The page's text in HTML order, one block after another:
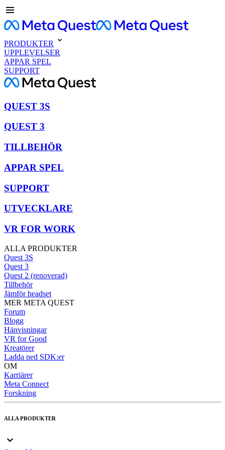
PRODUKTER
UPPLEVELSER
APPAR SPEL
SUPPORT
QUEST 3S
QUEST 3
TILLBEHÖR
APPAR SPEL
SUPPORT
UTVECKLARE
VR FOR WORK
ALLA PRODUKTER
Quest 3S
Quest 3
Quest 2 (renoverad)
Tillbehör
Jämför headset
MER META QUEST
Forum
Blogg
Hänvisningar
VR for Good
Kreatörer
Ladda ned SDK:er
OM
Karriärer
Meta Connect
Forskning
ALLA PRODUKTER